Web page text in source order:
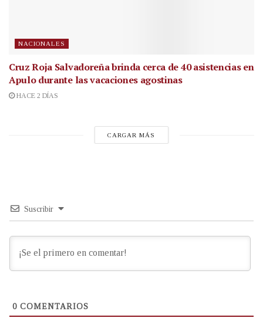
NACIONALES
Cruz Roja Salvadoreña brinda cerca de 40 asistencias en
Apulo durante las vacaciones agostinas
HACE 2 DÍAS
CARGAR MÁS
Suscribir
0 COMENTARIOS